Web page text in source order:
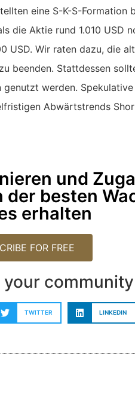
eine S-K-S-Formation
die Aktie rund 1.010 USD
USD. Wir raten dazu, die
beenden. Stattdessen
werden.
Abwärtstrends
und
besten
erhalten
FOR FREE
your community
TWITTER LINKEDIN